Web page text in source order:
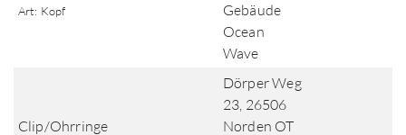
Art: Kopf
Gebäude
Ocean
Wave
Clip/Ohrringe
Dörper Weg
23, 26506
Norden OT